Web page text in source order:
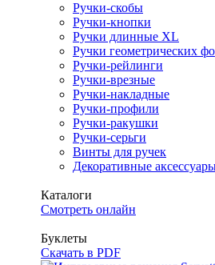
Ручки-скобы
Ручки-кнопки
Ручки длинные XL
Ручки геометрических
Ручки-рейлинги
Ручки-врезные
Ручки-накладные
Ручки-профили
Ручки-ракушки
Ручки-серьги
Винты для ручек
Декоративные
Каталоги
Смотреть онлайн
Буклеты
Скачать в PDF